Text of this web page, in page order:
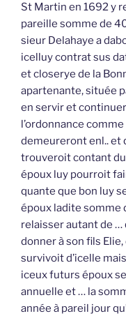
St Martin en 1692 y
pareille somme de
sieur Delahaye a
icelluy contrat sus
et closerye de la
apartenante, située
en servir et
l’ordonnance
demeureront enl.. et
trouveroit contant
époux luy pourroit
quante que bon luy
époux ladite somme
relaisser autant de …
donner à son fils
survivoit d’icelle
iceux futurs époux
annuelle et … la
année à pareil jour